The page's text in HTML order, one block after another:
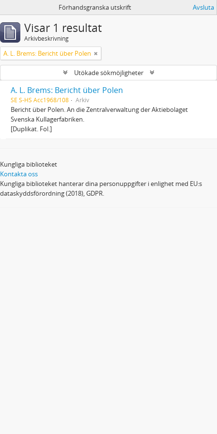
Förhandsgranska utskrift Avsluta
Visar 1 resultat
Arkivbeskrivning
A. L. Brems: Bericht über Polen
Utökade sökmöjligheter
A. L. Brems: Bericht über Polen
SE S-HS Acc1968/108 Arkiv
Bericht über Polen. An die Zentralverwaltung der Aktiebolaget
Svenska Kullagerfabriken.
[Duplikat. Fol.]
Kungliga biblioteket
Kontakta oss
Kungliga biblioteket hanterar dina personuppgifter i enlighet med EU:s
dataskyddsförordning (2018), GDPR.